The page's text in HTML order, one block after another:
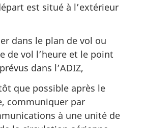
est situé à l’extérieur
dans le plan de vol ou
de vol l’heure et le point
dans l’ADIZ,
que possible après le
communiquer par
à une unité de